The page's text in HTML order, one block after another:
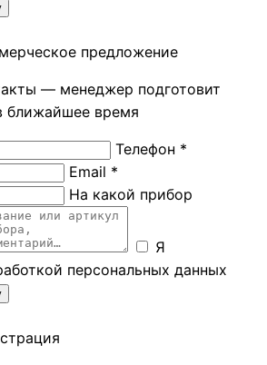
предложение
— менеджер подготовит
ближайшее время
Телефон *
Email *
На какой прибор
Я
персональных данных